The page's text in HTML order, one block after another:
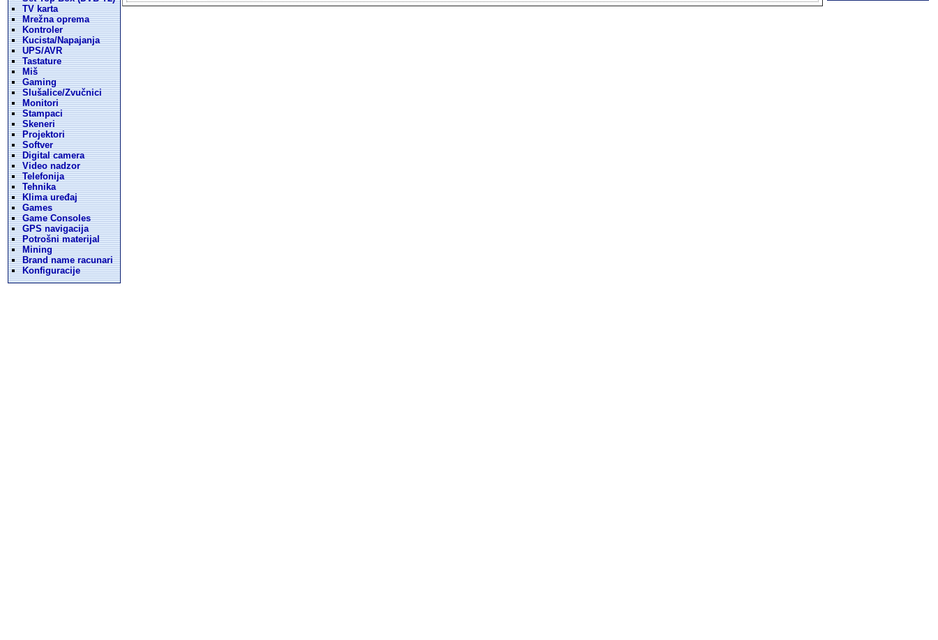
TV karta
Mrežna oprema
Kontroler
Kucista/Napajanja
UPS/AVR
Tastature
Miš
Gaming
Slušalice/Zvučnici
Monitori
Stampaci
Skeneri
Projektori
Softver
Digital camera
Video nadzor
Telefonija
Tehnika
Klima uređaj
Games
Game Consoles
GPS navigacija
Potrošni materijal
Mining
Brand name racunari
Konfiguracije